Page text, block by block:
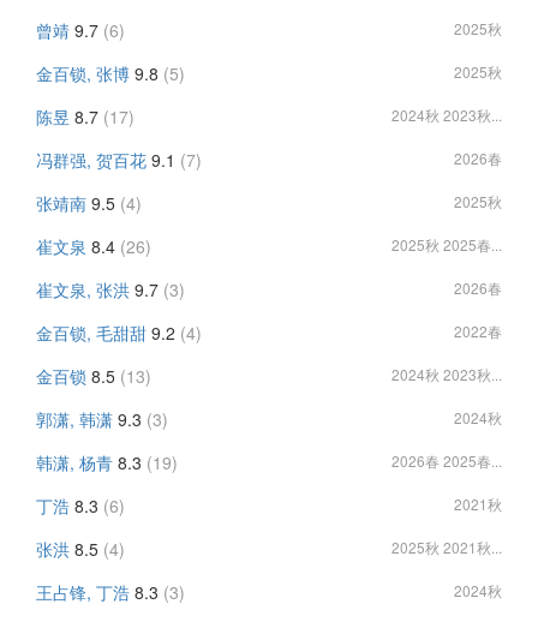
曾靖 9.7 (6) 2025秋
金百锁, 张博 9.8 (5) 2025秋
陈昱 8.7 (17) 2024秋 2023秋...
冯群强, 贺百花 9.1 (7) 2026春
张靖南 9.5 (4) 2025秋
崔文泉 8.4 (26) 2025秋 2025春...
崔文泉, 张洪 9.7 (3) 2026春
金百锁, 毛甜甜 9.2 (4) 2022春
金百锁 8.5 (13) 2024秋 2023秋...
郭潇, 韩潇 9.3 (3) 2024秋
韩潇, 杨青 8.3 (19) 2026春 2025春...
丁浩 8.3 (6) 2021秋
张洪 8.5 (4) 2025秋 2021秋...
王占锋, 丁浩 8.3 (3) 2024秋